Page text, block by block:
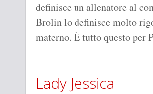
definisce un allenatore al
Brolin lo definisce molto
materno. È tutto questo per
Lady Jessica